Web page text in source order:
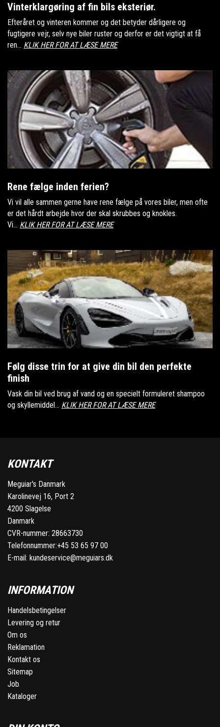
Vinterklargøring af fin bils eksteriør.
Efteråret og vinteren kommer og det betyder dårligere og
fugtigere vejr, selv nye biler ruster og derfor er det vigtigt at få
ren... KLIK HER FOR AT LÆSE MERE
Rene fælge inden ferien?
Vi vil alle sammen gerne have rene fælge på vores biler, men ofte
er det hårdt arbejde hvor der skal skrubbes og knokles.
Vi... KLIK HER FOR AT LÆSE MERE
Følg disse trin for at give din bil den perfekte
finish
Vask din bil ved brug af vand og en specielt formuleret shampoo
og skyllemiddel... KLIK HER FOR AT LÆSE MERE
KONTAKT
Meguiar's Danmark
Karolinevej 16, Port 2
4200 Slagelse
Danmark
CVR-nummer: 28663730
Telefonnummer:+45 53 65 97 00
E-mail: kundeservice@meguiars.dk
INFORMATION
Handelsbetingelser
Levering og retur
Om os
Reklamation
Kontakt os
Sitemap
Job
Kataloger